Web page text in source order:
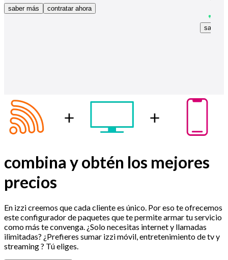
saber más contratar ahora
saber
combina y obtén los mejores
precios
En izzi creemos que cada cliente es único. Por eso te ofrecemos
este configurador de paquetes que te permite armar tu servicio
como más te convenga. ¿Solo necesitas internet y llamadas
ilimitadas? ¿Prefieres sumar izzi móvil, entretenimiento de tv y
streaming ? Tú eliges.